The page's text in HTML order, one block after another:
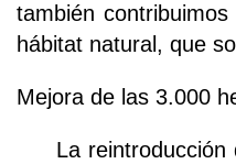
también
hábitat natural, que
Mejora de las 3.000
La reintroducción